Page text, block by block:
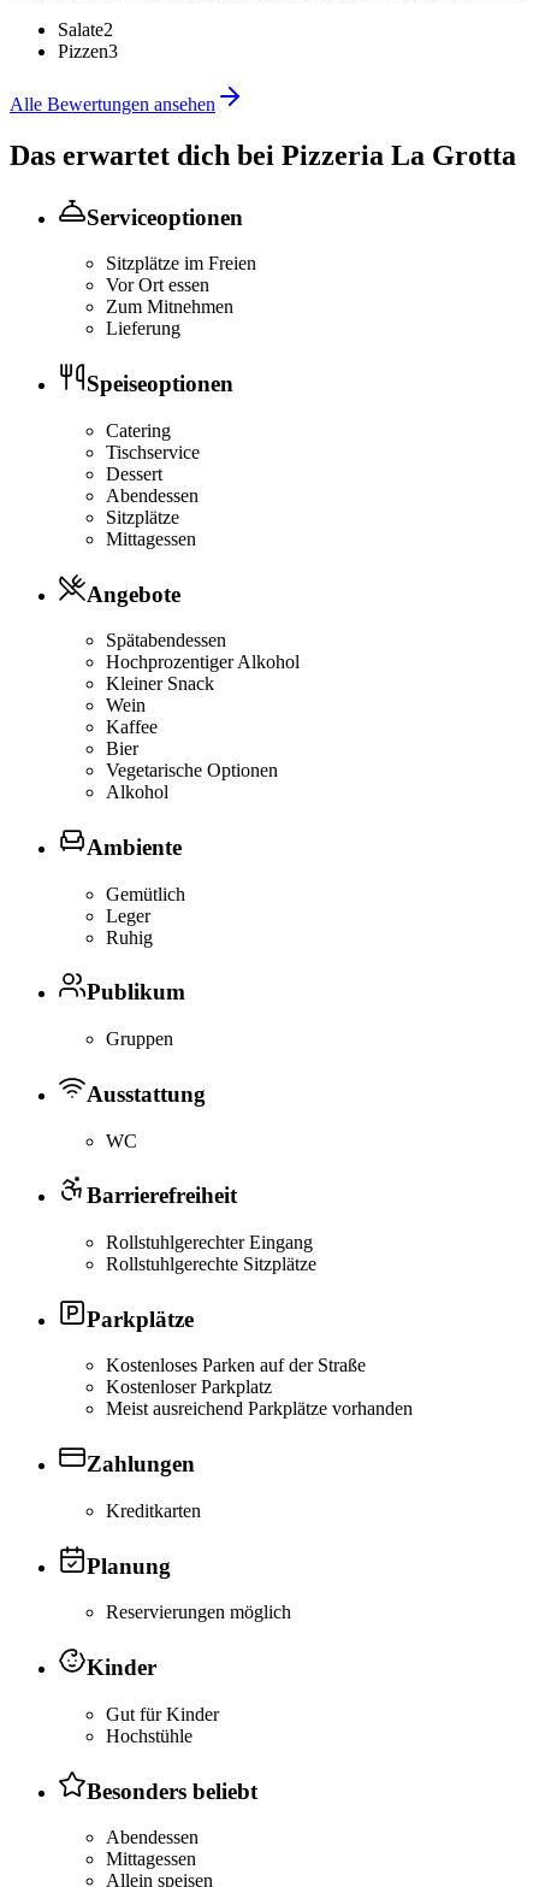
Salate2
Pizzen3
Alle Bewertungen ansehen
Das erwartet dich bei Pizzeria La Grotta
Serviceoptionen
Sitzplätze im Freien
Vor Ort essen
Zum Mitnehmen
Lieferung
Speiseoptionen
Catering
Tischservice
Dessert
Abendessen
Sitzplätze
Mittagessen
Angebote
Spätabendessen
Hochprozentiger Alkohol
Kleiner Snack
Wein
Kaffee
Bier
Vegetarische Optionen
Alkohol
Ambiente
Gemütlich
Leger
Ruhig
Publikum
Gruppen
Ausstattung
WC
Barrierefreiheit
Rollstuhlgerechter Eingang
Rollstuhlgerechte Sitzplätze
Parkplätze
Kostenloses Parken auf der Straße
Kostenloser Parkplatz
Meist ausreichend Parkplätze vorhanden
Zahlungen
Kreditkarten
Planung
Reservierungen möglich
Kinder
Gut für Kinder
Hochstühle
Besonders beliebt
Abendessen
Mittagessen
Allein speisen